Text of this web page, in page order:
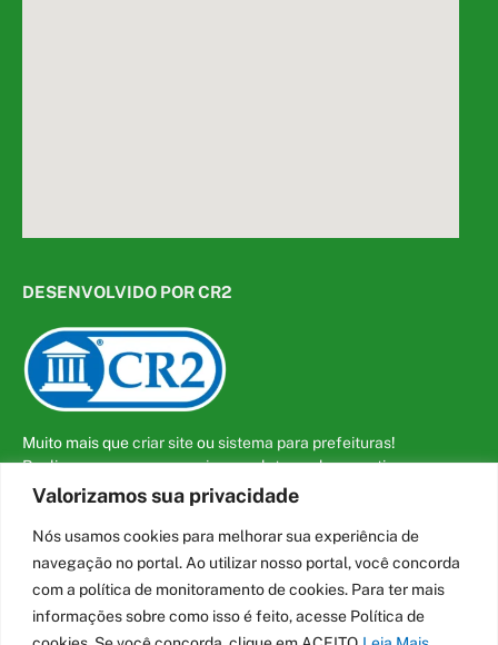
Valorizamos sua privacidade
Nós usamos cookies para melhorar sua experiência de
navegação no portal. Ao utilizar nosso portal, você concorda
com a política de monitoramento de cookies. Para ter mais
informações sobre como isso é feito, acesse Política de
DESENVOLVIDO POR CR2
Muito mais quecriar siteou sistema para prefeituras!
Realizamos umaassessoriacompleta, onde garantimos em
contrato que todas as exigências dasleis de transparência
Conheça oPNTPe oRadar da Transparência Pública